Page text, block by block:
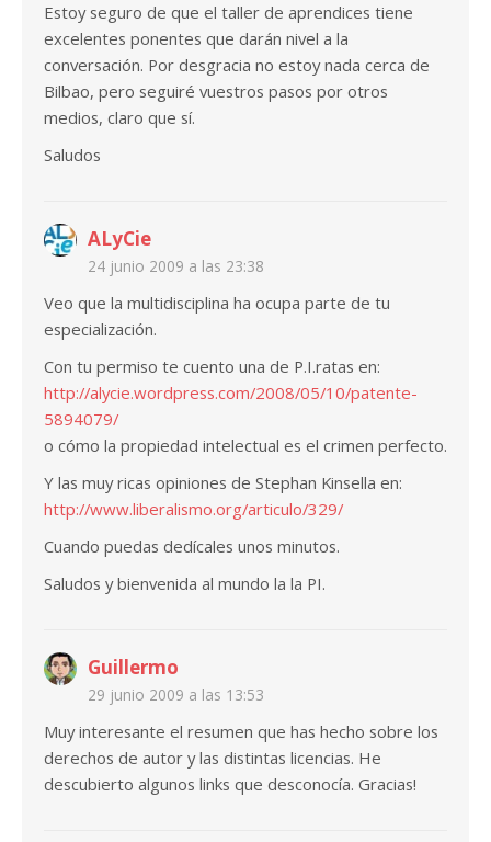
Estoy seguro de que el taller de aprendices tiene
excelentes ponentes que darán nivel a la
conversación. Por desgracia no estoy nada cerca de
Bilbao, pero seguiré vuestros pasos por otros
medios, claro que sí.
Saludos
ALyCie
24 junio 2009 a las 23:38
Veo que la multidisciplina ha ocupa parte de tu
especialización.
Con tu permiso te cuento una de P.I.ratas en:
http://alycie.wordpress.com/2008/05/10/patente-
5894079/
o cómo la propiedad intelectual es el crimen perfecto.
Y las muy ricas opiniones de Stephan Kinsella en:
http://www.liberalismo.org/articulo/329/
Cuando puedas dedícales unos minutos.
Saludos y bienvenida al mundo la la PI.
Guillermo
29 junio 2009 a las 13:53
Muy interesante el resumen que has hecho sobre los
derechos de autor y las distintas licencias. He
descubierto algunos links que desconocía. Gracias!